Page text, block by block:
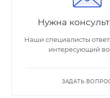
Нужна
Наши специалисты
интересующий
ЗАДАТЬ